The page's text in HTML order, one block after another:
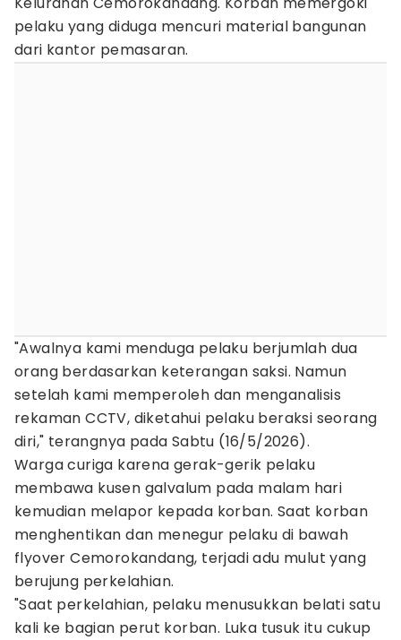
pelaku yang diduga mencuri material bangunan
dari kantor pemasaran.
"Awalnya kami menduga pelaku berjumlah dua
orang berdasarkan keterangan saksi. Namun
setelah kami memperoleh dan menganalisis
rekaman CCTV, diketahui pelaku beraksi seorang
diri," terangnya pada Sabtu (16/5/2026).
Warga curiga karena gerak-gerik pelaku
membawa kusen galvalum pada malam hari
kemudian melapor kepada korban. Saat korban
menghentikan dan menegur pelaku di bawah
flyover Cemorokandang, terjadi adu mulut yang
berujung perkelahian.
"Saat perkelahian, pelaku menusukkan belati satu
kali ke bagian perut korban. Luka tusuk itu cukup